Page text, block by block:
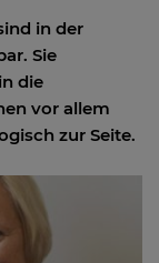
in der
Sie
die
vor allem
zur Seite.